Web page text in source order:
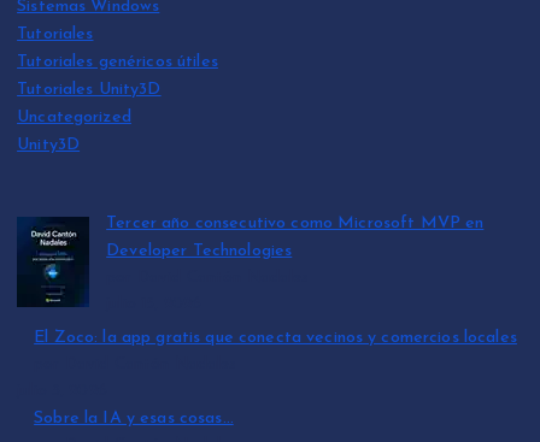
Sistemas Windows
Tutoriales
Tutoriales genéricos útiles
Tutoriales Unity3D
Uncategorized
Unity3D
Tercer año consecutivo como Microsoft MVP en
Developer Technologies
El Zoco: la app gratis que conecta vecinos y comercios locales
Sobre la IA y esas cosas…